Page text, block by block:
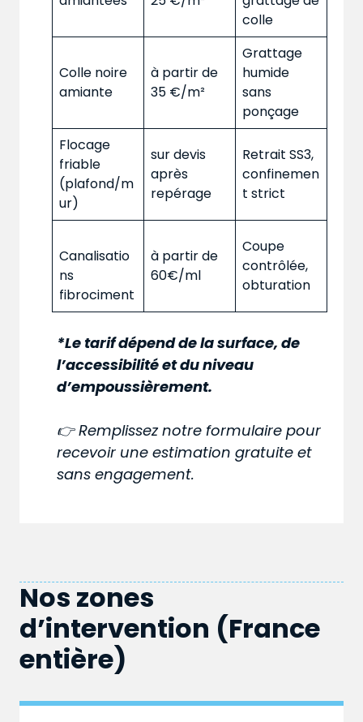
colle
Colle noire
amiante
à partir de
35 €/m²
Grattage
humide
sans
ponçage
Flocage
friable
(plafond/m
ur)
sur devis
après
repérage
Retrait SS3,
confinemen
t strict
Canalisatio
ns
fibrociment
à partir de
60€/ml
Coupe
contrôlée,
obturation
*Le tarif dépend de la surface, de
l’accessibilité et du niveau
d’empoussièrement.
👉 Remplissez notre formulaire pour
recevoir une estimation gratuite et
sans engagement.
Nos zones
d’intervention (France
entière)